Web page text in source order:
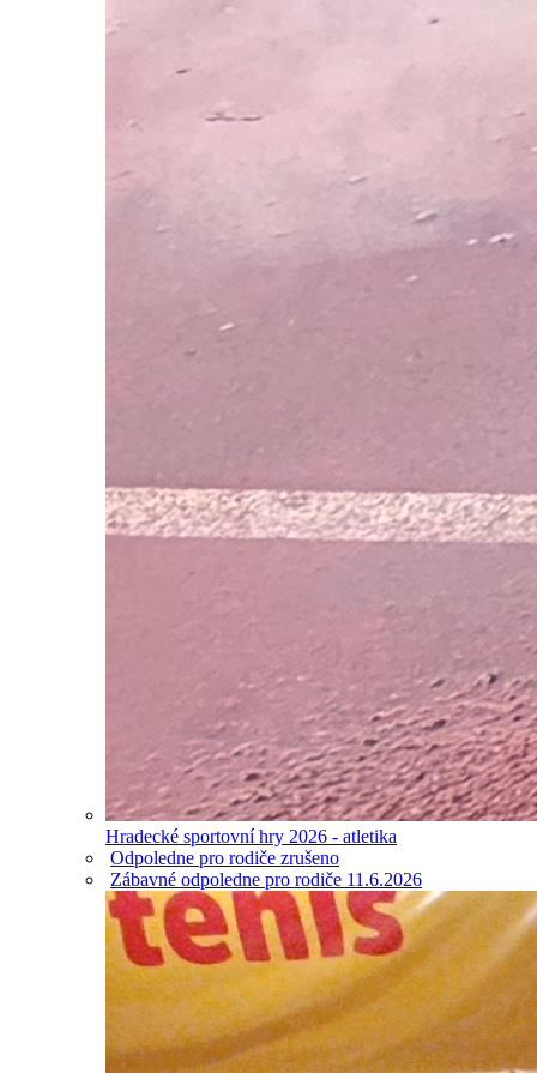
Hradecké sportovní hry 2026 - atletika
Odpoledne pro rodiče zrušeno
Zábavné odpoledne pro rodiče 11.6.2026